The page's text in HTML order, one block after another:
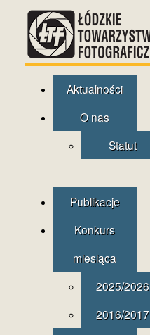
Aktualności
O nas
Statut
Publikacje
Konkurs
miesiąca
2025/2026
2016/2017